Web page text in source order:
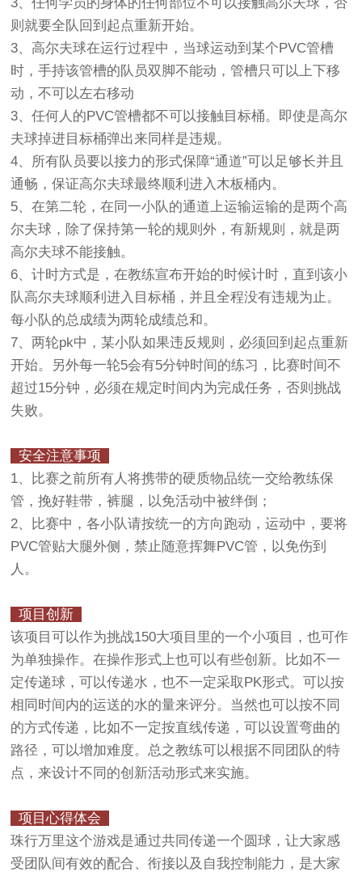
则就要全队回到起点重新开始。
3、高尔夫球在运行过程中，当球运动到某个PVC管槽
时，手持该管槽的队员双脚不能动，管槽只可以上下移
动，不可以左右移动
3、任何人的PVC管槽都不可以接触目标桶。即使是高尔
夫球掉进目标桶弹出来同样是违规。
4、所有队员要以接力的形式保障“通道”可以足够长并且
通畅，保证高尔夫球最终顺利进入木板桶内。
5、在第二轮，在同一小队的通道上运输运输的是两个高
尔夫球，除了保持第一轮的规则外，有新规则，就是两
高尔夫球不能接触。
6、计时方式是，在教练宣布开始的时候计时，直到该小
队高尔夫球顺利进入目标桶，并且全程没有违规为止。
每小队的总成绩为两轮成绩总和。
7、两轮pk中，某小队如果违反规则，必须回到起点重新
开始。另外每一轮5会有5分钟时间的练习，比赛时间不
超过15分钟，必须在规定时间内为完成任务，否则挑战
失败。
安全注意事项
1、比赛之前所有人将携带的硬质物品统一交给教练保
管，挽好鞋带，裤腿，以免活动中被绊倒；
2、比赛中，各小队请按统一的方向跑动，运动中，要将
PVC管贴大腿外侧，禁止随意挥舞PVC管，以免伤到
人。
项目创新
该项目可以作为挑战150大项目里的一个小项目，也可作
为单独操作。在操作形式上也可以有些创新。比如不一
定传递球，可以传递水，也不一定采取PK形式。可以按
相同时间内的运送的水的量来评分。当然也可以按不同
的方式传递，比如不一定按直线传递，可以设置弯曲的
路径，可以增加难度。总之教练可以根据不同团队的特
点，来设计不同的创新活动形式来实施。
项目心得体会
珠行万里这个游戏是通过共同传递一个圆球，让大家感
受团队间有效的配合、衔接以及自我控制能力，是大家